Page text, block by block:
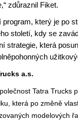
zdůraznil Fiket.
program, který je po
století, kdy se
strategie, která
a.s.
Tatra Trucks
která po změně
modelových